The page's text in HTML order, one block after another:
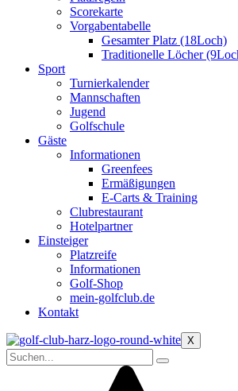
Scorekarte
Vorgabentabelle
Gesamter Platz (18Loch)
Traditionelle Löcher
Sport
Turnierkalender
Mannschaften
Jugend
Golfschule
Gäste
Informationen
Greenfees
Ermäßigungen
E-Carts & Training
Clubrestaurant
Hotelpartner
Einsteiger
Platzreife
Informationen
Golf-Shop
mein-golfclub.de
Kontakt
X